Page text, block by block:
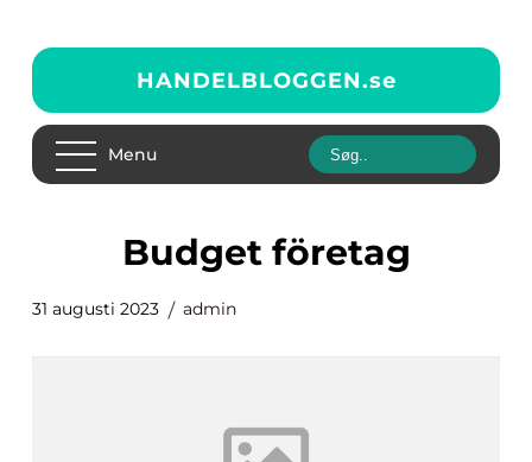
HANDELBLOGGEN.se
Menu
budget företag
31 augusti 2023 admin